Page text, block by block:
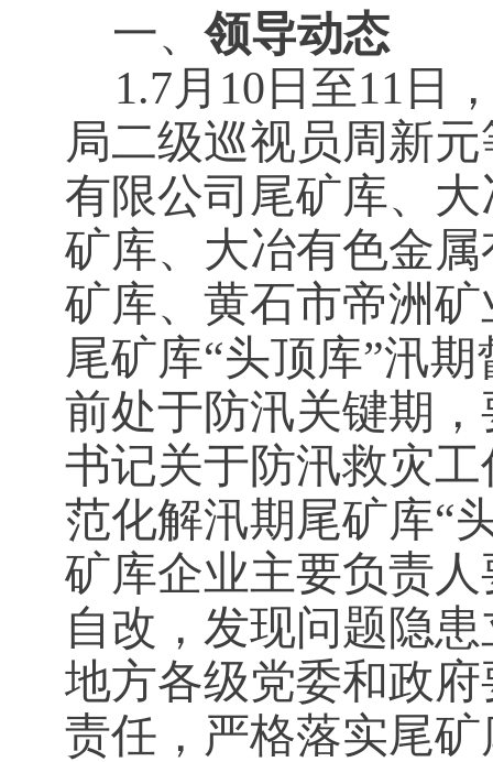
一、领导动态
1.7月10日至11日
局二级巡视员周新
有限公司尾矿库、
矿库、大冶有色金
矿库、黄石市帝洲
尾矿库“头顶库”汛
前处于防汛关键期
书记关于防汛救灾
范化解汛期尾矿库“
矿库企业主要负责
自改，发现问题隐
地方各级党委和政
责任，严格落实尾